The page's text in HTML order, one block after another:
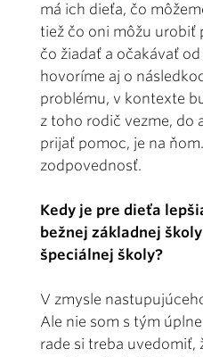
má ich dieťa, čo
tiež čo oni môžu urobiť
čo žiadať a očakávať
hovoríme aj o
problému, v kontexte
z toho rodič vezme, do
prijať pomoc, je na
zodpovednosť.
Kedy je pre dieťa
bežnej základnej
špeciálnej školy?
V zmysle
Ale nie som s tým
rade si treba uvedomiť,